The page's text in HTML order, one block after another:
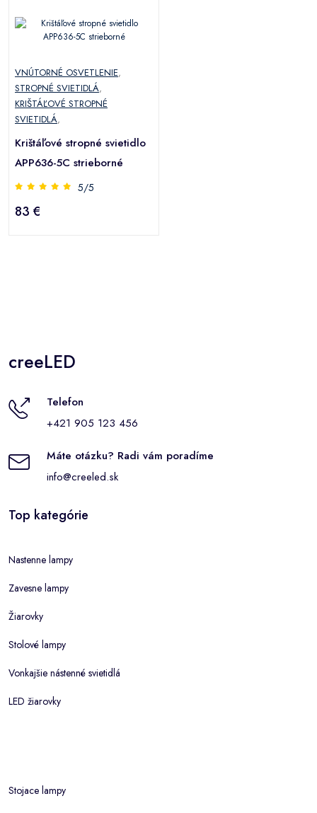
VNÚTORNÉ OSVETLENIE,
STROPNÉ SVIETIDLÁ,
KRIŠTÁĽOVÉ STROPNÉ
SVIETIDLÁ,
Krištáľové stropné svietidlo
APP636-5C strieborné
5/5
83 €
creeLED
Telefon
+421 905 123 456
Máte otázku? Radi vám poradíme
info@creeled.sk
Top kategórie
Nastenne lampy
Zavesne lampy
Žiarovky
Stolové lampy
Vonkajšie nástenné svietidlá
LED žiarovky
Stojace lampy